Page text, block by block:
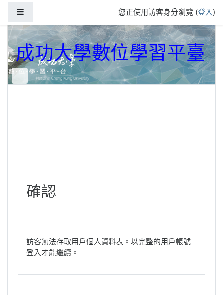
您正使用訪客身分瀏覽 (登入)
成功大學數位學習平臺
確認
訪客無法存取用戶個人資料表。以完整的用戶帳號
登入才能繼續。